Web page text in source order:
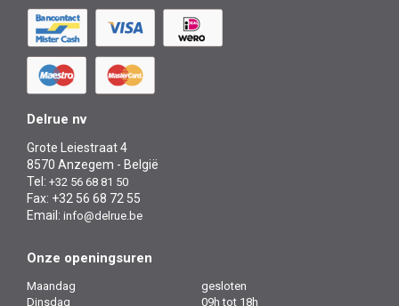
Delrue nv
Grote Leiestraat 4
8570 Anzegem - België
Tel: +32 56 68 81 50
Fax: +32 56 68 72 55
Email: info@delrue.be
Onze openingsuren
Maandag
gesloten
Dinsdag
09h tot 18h